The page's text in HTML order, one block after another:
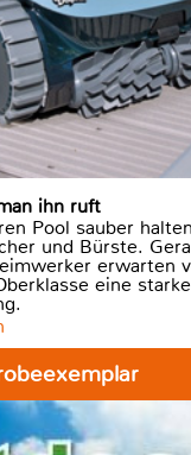
ihn ruft
Pool sauber
und Bürste.
erwarten
eine starke